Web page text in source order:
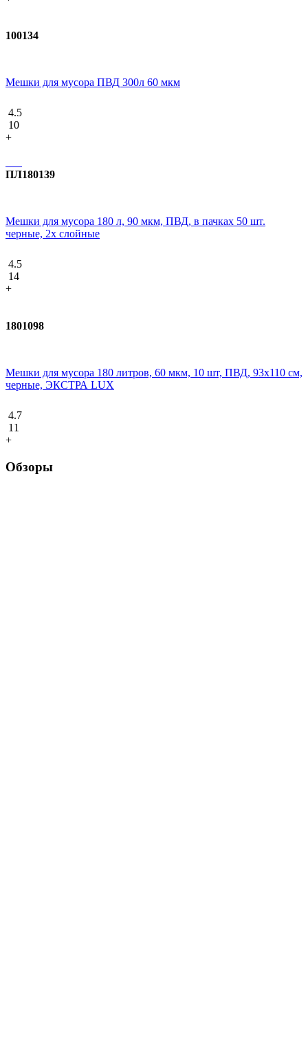
100134
Мешки для мусора ПВД 300л 60 мкм
4.5
10
+
ПЛ180139
Мешки для мусора 180 л, 90 мкм, ПВД, в пачках 50 шт.
черные, 2х слойные
4.5
14
+
1801098
Мешки для мусора 180 литров, 60 мкм, 10 шт, ПВД, 93х110 см,
черные, ЭКСТРА LUX
4.7
11
+
Обзоры